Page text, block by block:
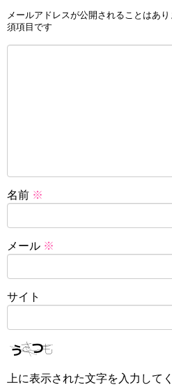
メールアドレスが公開されることはあり
須項目です
名前 ※
メール ※
サイト
上に表示された文字を入力して